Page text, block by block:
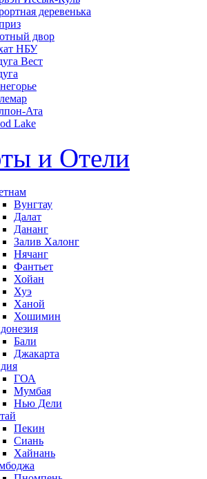
деревенька
двор
НБУ
Вест
Ата
Lake
и Отели
Вунгтау
Далат
Дананг
Залив Халонг
Нячанг
Фантьет
Хойан
Хуэ
Ханой
Хошимин
Бали
Джакарта
ГОА
Мумбая
Нью Дели
Пекин
Сиань
Хайнань